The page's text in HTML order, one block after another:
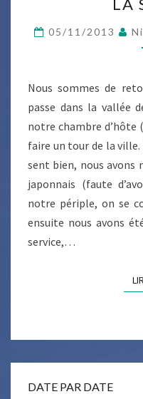
LA
05/11/2013
Nous sommes de
passe dans la vallée
notre chambre d’hôte
faire un tour de la ville.
sent bien, nous avons
japonnais (faute
notre périple, on se
ensuite nous avons
service,…
DATE PAR DATE